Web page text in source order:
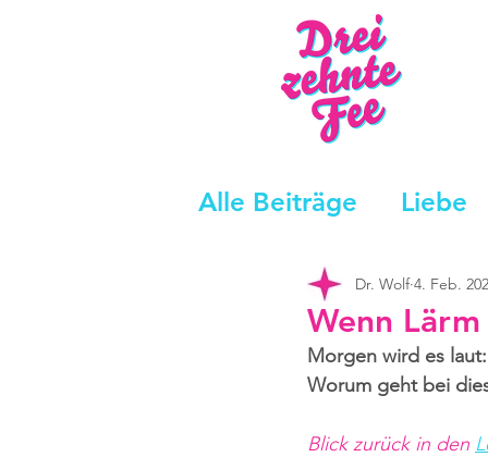
Alle Beiträge Liebe
Wenn
Dr. Wolf 4. Feb.
Morgen wird es
Worum geht bei
Blick zurück in den